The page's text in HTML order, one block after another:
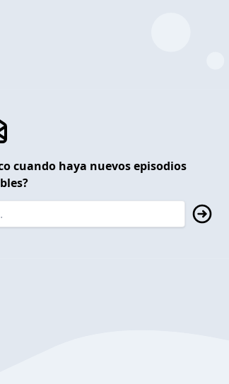
cuando haya nuevos episodios